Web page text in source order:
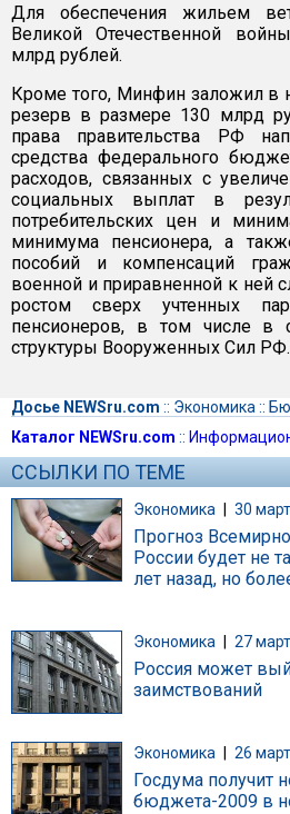
Для обеспечения жильем
Великой Отечественной
млрд рублей.
Кроме того, Минфин заложил в
резерв в размере 130 млрд
права правительства РФ
средства федерального
расходов, связанных с
социальных выплат в
потребительских цен и
минимума пенсионера, а
пособий и компенсаций
военной и приравненной к ней
ростом сверх учтенных
пенсионеров, в том числе в
структуры Вооруженных Сил РФ.
Досье NEWSru.com :: Экономика ::
Каталог NEWSru.com ::
ССЫЛКИ ПО ТЕМЕ
Экономика | 30
Прогноз
России будет не
лет назад, но
Экономика 27
Россия может
заимствований
Экономика 26
Госдума получит
бюджета-2009 в